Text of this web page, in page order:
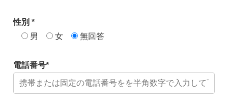
性別 *
男
女 無回答
電話番号*